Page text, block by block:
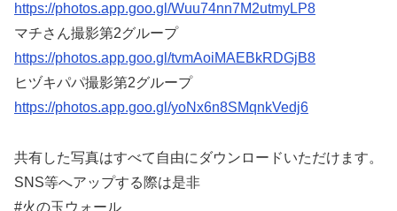
https://photos.app.goo.gl/Wuu74nn7M2utmyLP8
マチさん撮影第2グループ
https://photos.app.goo.gl/tvmAoiMAEBkRDGjB8
ヒヅキパパ撮影第2グループ
https://photos.app.goo.gl/yoNx6n8SMqnkVedj6
共有した写真はすべて自由にダウンロードいただけます。
SNS等へアップする際は是非
#火の玉ウォール